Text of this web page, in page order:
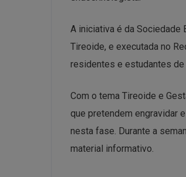
A iniciativa é da Sociedade
Tireoide, e executada no
residentes e estudantes
Com o tema Tireoide e
que pretendem engravidar
nesta fase. Durante a
material informativo.